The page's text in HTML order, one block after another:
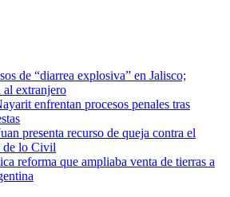
de “diarrea explosiva” en Jalisco;
al extranjero
enfrentan procesos penales tras
presenta recurso de queja contra el
de lo Civil
reforma que ampliaba venta de tierras a